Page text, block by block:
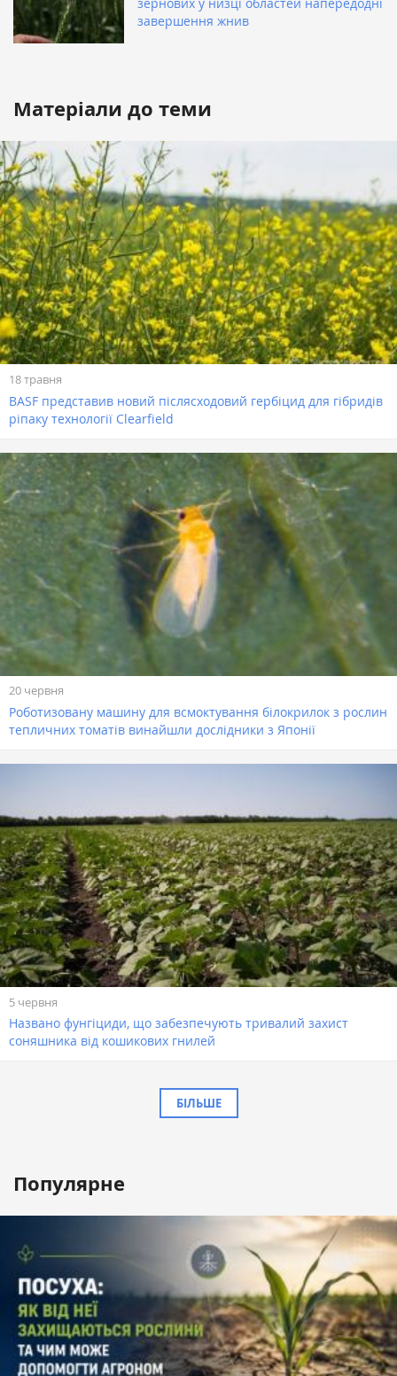
завершення жнив
Матеріали до теми
18 травня
BASF представив новий післясходовий гербіцид для гібридів
ріпаку технології Clearfield
20 червня
Роботизовану машину для всмоктування білокрилок з рослин
тепличних томатів винайшли дослідники з Японії
5 червня
Названо фунгіциди, що забезпечують тривалий захист
соняшника від кошикових гнилей
БІЛЬШЕ
Популярне